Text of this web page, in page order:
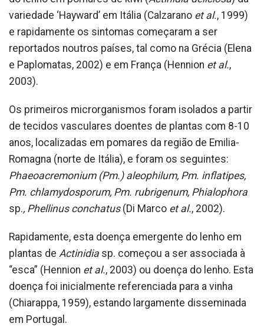
variedade ‘Hayward’ em Itália (Calzarano et al., 1999)
e rapidamente os sintomas começaram a ser
reportados noutros países, tal como na Grécia (Elena
e Paplomatas, 2002) e em França (Hennion et al.,
2003).
Os primeiros microrganismos foram isolados a partir
de tecidos vasculares doentes de plantas com 8-10
anos, localizadas em pomares da região de Emilia-
Romagna (norte de Itália), e foram os seguintes:
Phaeoacremonium (Pm.) aleophilum, Pm. inflatipes,
Pm. chlamydosporum, Pm. rubrigenum, Phialophora
sp., Phellinus conchatus(Di Marco et al., 2002).
Rapidamente, esta doença emergente do lenho em
plantas de Actinidia sp. começou a ser associada à
“esca” (Hennion et al., 2003) ou doença do lenho. Esta
doença foi inicialmente referenciada para a vinha
(Chiarappa, 1959), estando largamente disseminada
em Portugal.